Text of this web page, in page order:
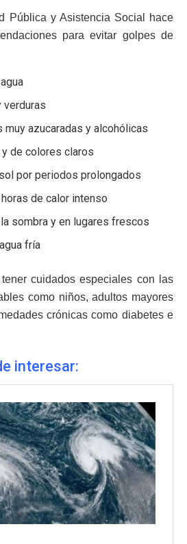
Pública y Asistencia Social hace
para evitar golpes de
verduras
muy azucaradas y alcohólicas
de colores claros
por periodos prolongados
de calor intenso
sombra y en lugares frescos
fría
cuidados especiales con las
como niños, adultos mayores
crónicas como diabetes e
interesar: